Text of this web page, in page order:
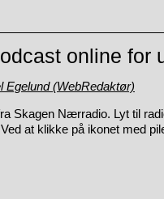
online for
Egelund (WebRedaktør)
Skagen Nærradio. Lyt til
at klikke på ikonet med